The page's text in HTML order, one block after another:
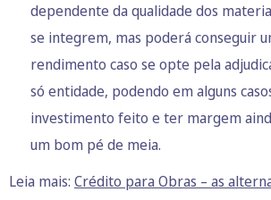
dependente da qualidade dos
se integrem, mas poderá conseguir
rendimento caso se opte pela
só entidade, podendo em alguns
investimento feito e ter margem
um bom pé de meia.
Leia mais: Crédito para Obras – as